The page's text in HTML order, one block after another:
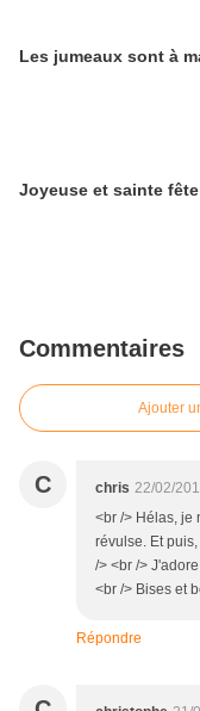
Les jumeaux sont à
Joyeuse et sainte
Commentaires
Ajouter
C chris 22/02/
<br /> Hélas, je
révulse. Et
/> <br />
<br /> Bises et
Répondre